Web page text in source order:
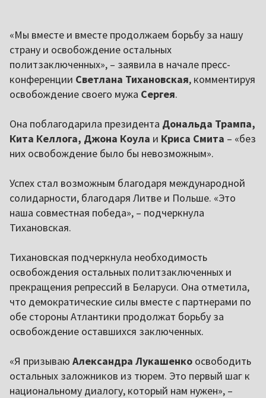
«Мы вместе и вместе продолжаем борьбу за нашу
страну и освобождение остальных
политзаключенных», – заявила в начале пресс-
конференции Светлана Тихановская, комментируя
освобождение своего мужа Сергея.
Она поблагодарила президента Дональда Трампа,
Кита Келлога, Джона Коула и Криса Смита – «без
них освобождение было бы невозможным».
Успех стал возможным благодаря международной
солидарности, благодаря Литве и Польше. «Это
наша совместная победа», – подчеркнула
Тихановская.
Тихановская подчеркнула необходимость
освобождения остальных политзаключенных и
прекращения репрессий в Беларуси. Она отметила,
что демократические силы вместе с партнерами по
обе стороны Атлантики продолжат борьбу за
освобождение оставшихся заключенных.
«Я призываю Александра Лукашенко освободить
остальных заложников из тюрем. Это первый шаг к
национальному диалогу, который нам нужен», –